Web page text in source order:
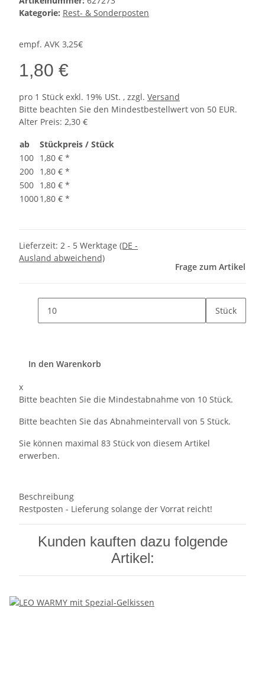
Kategorie: Rest- & Sonderposten
empf. AVK 3,25€
1,80 €
pro 1 Stück exkl. 19% USt. , zzgl. Versand
Bitte beachten Sie den Mindestbestellwert von 50 EUR.
Alter Preis: 2,30 €
ab
Stückpreis / Stück
100 1,80 € *
200 1,80 € *
500 1,80 € *
10001,80 € *
Lieferzeit: 2 - 5 Werktage (DE -
Ausland abweichend)
Frage zum Artikel
Stück
In den Warenkorb
x
Bitte beachten Sie die Mindestabnahme von 10 Stück.
Bitte beachten Sie das Abnahmeintervall von 5 Stück.
Sie können maximal 83 Stück von diesem Artikel
erwerben.
Beschreibung
Restposten - Lieferung solange der Vorrat reicht!
Kunden kauften dazu folgende
Artikel: